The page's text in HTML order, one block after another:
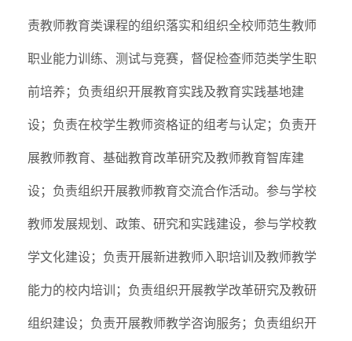
责教师教育类课程的组织落实和组织全校师范生教师
职业能力训练、测试与竞赛，督促检查师范类学生职
前培养；负责组织开展教育实践及教育实践基地建
设；负责在校学生教师资格证的组考与认定；负责开
展教师教育、基础教育改革研究及教师教育智库建
设；负责组织开展教师教育交流合作活动。参与学校
教师发展规划、政策、研究和实践建设，参与学校教
学文化建设；负责开展新进教师入职培训及教师教学
能力的校内培训；负责组织开展教学改革研究及教研
组织建设；负责开展教师教学咨询服务；负责组织开